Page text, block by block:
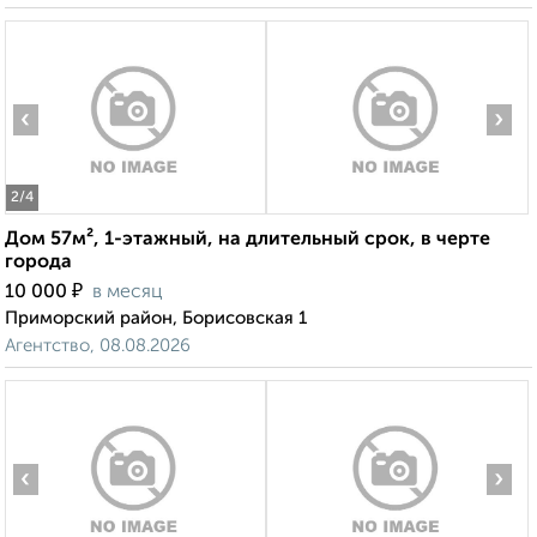
2/4
‹ ›
Дом 57м², 1-этажный, на длительный срок, в черте
города
10 000 ₽ в месяц
Приморский район, Борисовская 1
Агентство, 08.08.2026
‹ ›